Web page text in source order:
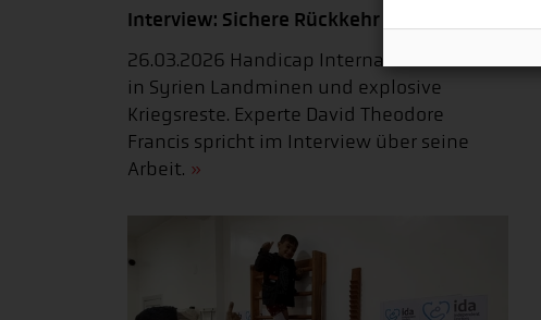
Interview: Sichere Rückkehr ermöglichen
26.03.2026 Handicap International räumt
in Syrien Landminen und explosive
Kriegsreste. Experte David Theodore
Francis spricht im Interview über seine
Arbeit.